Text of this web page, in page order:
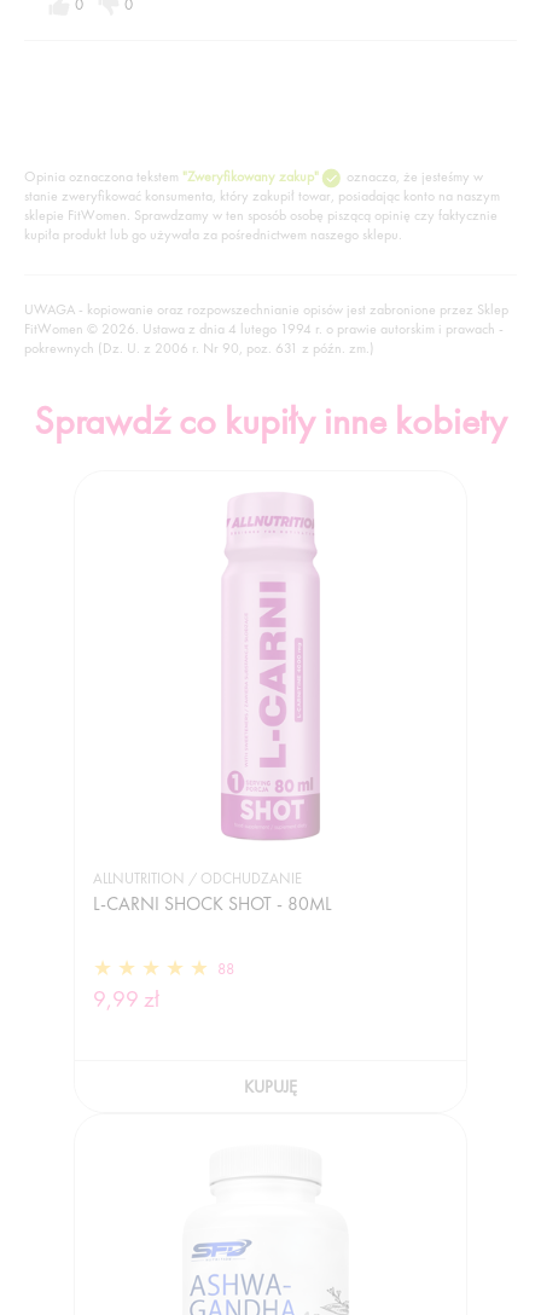
Opinia oznaczona tekstem "Zweryfikowany zakup"
oznacza, że jesteśmy w
stanie zweryfikować konsumenta, który zakupił towar, posiadając konto na naszym
sklepie FitWomen. Sprawdzamy w ten sposób osobę piszącą opinię czy faktycznie
kupiła produkt lub go używała za pośrednictwem naszego sklepu.
UWAGA - kopiowanie oraz rozpowszechnianie opisów jest zabronione przez Sklep
FitWomen © 2026. Ustawa z dnia 4 lutego 1994 r. o prawie autorskim i prawach -
pokrewnych (Dz. U. z 2006 r. Nr 90, poz. 631 z późn. zm.)
Sprawdź co kupiły inne kobiety
ALLNUTRITION / ODCHUDZANIE
L-CARNI SHOCK SHOT - 80ML
88
9,99 zł
KUPUJĘ